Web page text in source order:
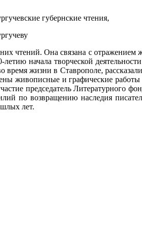
губернские чтения,
чтений. Она связана с отражением
начала творческой
жизни в Ставрополе,
живописные и графические работы
председатель Литературного
по возвращению наследия
лет.